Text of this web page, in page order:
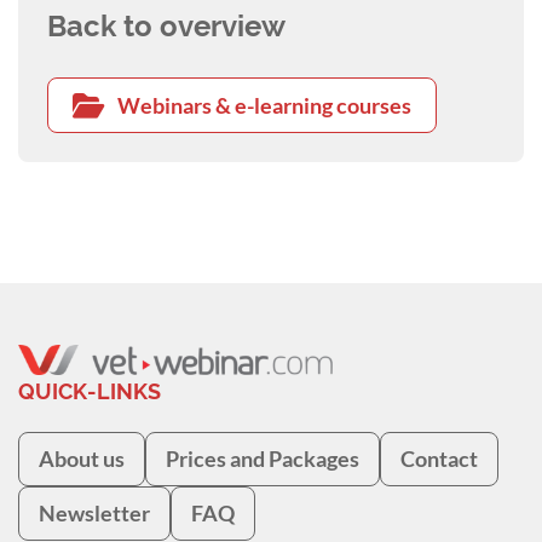
Vortrag erfahren Sie mehr über die
Chondroprotektivums.
Back to overview
Webinars & e-learning courses
QUICK-LINKS
About us Prices and Packages Contact
Newsletter FAQ